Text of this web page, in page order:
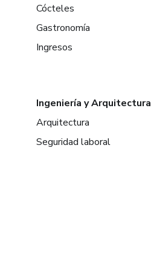
Cócteles
Gastronomía
Ingresos
Ingeniería y Arquitectura
Arquitectura
Seguridad laboral